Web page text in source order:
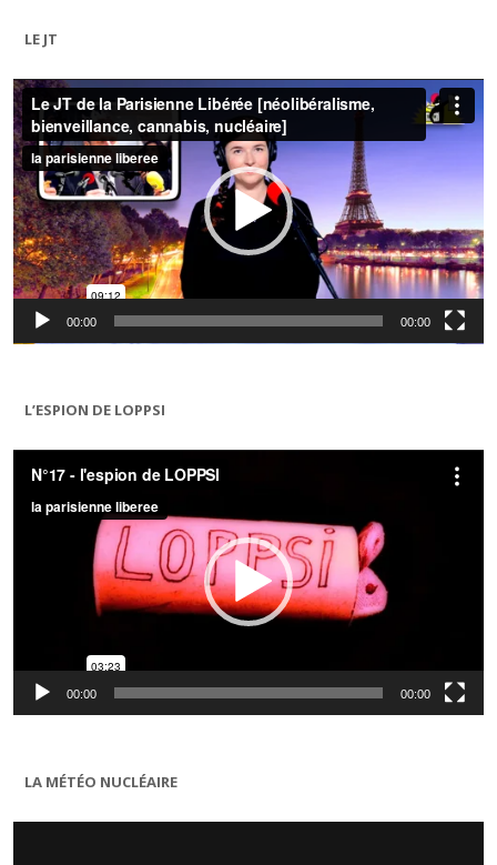
LE JT
Lecteur
vidéo
00:00 00:00
L’ESPION DE LOPPSI
Lecteur
vidéo
00:00 00:00
LA MÉTÉO NUCLÉAIRE
Lecteur